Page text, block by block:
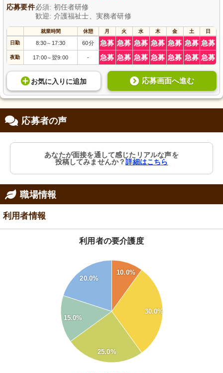
応募要件必須: 初任者研修
歓迎: 介護福祉士、実務者研修
就業時間 休憩 月 火 水 木 金 土 日
日勤 8:30～ 17:30 60分 急募 急募 急募 急募 急募 急募 急募
夜勤 17:00～翌9:00 - 急募 急募 急募 急募 急募 急募 急募
お気に入り に追加 応募画面へ進む
応募者の声
あなたが面接を通して感じたリアルな声を
投稿してみませんか？詳細はこちら
職場情報
利用者情報
利用者の要介護度
10.0%
30.0%
25.0%
15.0%
20.0%